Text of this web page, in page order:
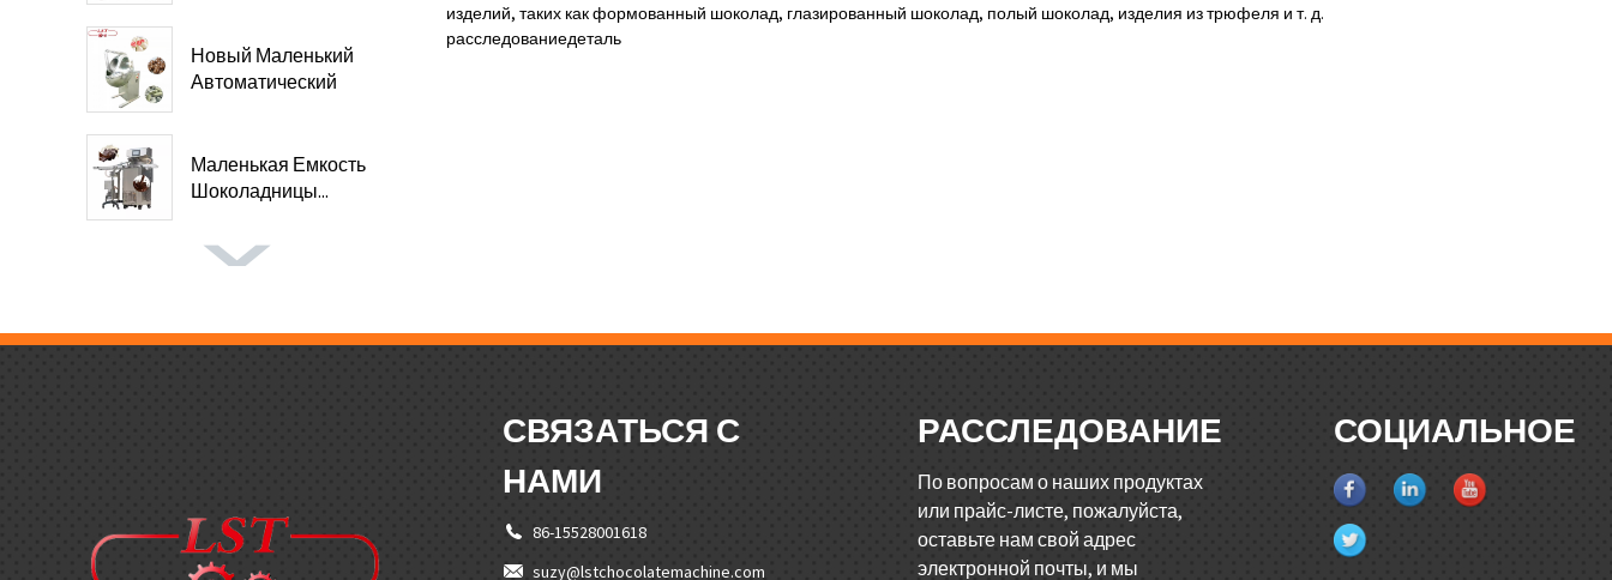
Новый Маленький
Автоматический
Маленькая Емкость
Шоколадницы...
изделий, таких как формованный шоколад, глазированный шоколад, полый шоколад, изделия из трюфеля и т. д.
расследованиедеталь
СВЯЗАТЬСЯ С
НАМИ
86-15528001618
suzy@lstchocolatemachine.com
РАССЛЕДОВАНИЕ
По вопросам о наших продуктах
или прайс-листе, пожалуйста,
оставьте нам свой адрес
электронной почты, и мы
СОЦИАЛЬНОЕ